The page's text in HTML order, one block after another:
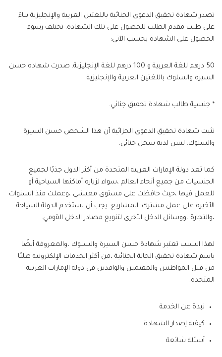
تصدر شهادة تحقيق الدعوى الجنائية باللغتين العربية والإنجليزية بناءً
على طلب مقدم الطلب للحصول على تلك الشهادة. تختلف رسوم
الحصول على الشهادة بحسب الآتي:
50 درهم للغة العربية و 100 درهم للغة الإنجليزية. صدرت شهادة حسن
السيرة والسلوك باللغتين العربية والإنجليزية.
* جنسية طالب شهادة تحقيق جنائي.
تثبت شهادة تحقيق الدعوى الجزائية أن هذا الشخص حسن السيرة
والسلوك. ليس لديه سجل جنائي.
كما تعد دولة الإمارات العربية المتحدة من أكثر الدول جذبًا لجميع
الجنسيات من جميع أنحاء العالم ،سواء لزيارة أماكنها السياحية أو
للعمل فيها ،حيث حافظت على مستوى معيشي ،وعملت منذ السنوات
الأخيرة على عمل مشترك. المشاريع. يجب أن تستخدم الدولة السياحة
،والتجارة ،ووسائل الدخل الأخرى لتنويع مصادر الدخل القومي.
لهذا السبب تعتبر شهادة حسن السيرة والسلوك ،والمعروفة أيضًا
باسم شهادة تحقيق الحالة الجنائية ،من أكثر الخدمات الإلكترونية طلبًا
من قبل المواطنين والمقيمين والوافدين في دولة الإمارات العربية
المتحدة.
نبذة عن الخدمة
كيفية إصدار الشهادة
أسئلة شائعة